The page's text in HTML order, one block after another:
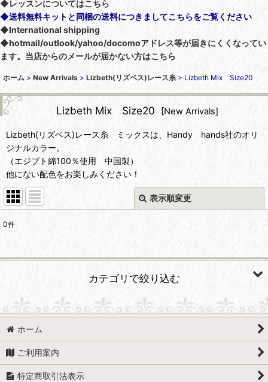
◆レッスンについてはこちら
◆送料無料キットと同梱の送料につきましてこちらをご覧ください
◆International shipping
◆hotmail/outlook/yahoo/docomoアドレス等が届きにくくなってい
ます。当店からのメールが届かない方はこちら
ホーム > New Arrivals > Lizbeth(リズベス)レース糸 > Lizbeth Mix Size20
Lizbeth Mix Size20 New Arrivals]
Lizbeth(リズベス)レース糸 ミックスは、Handy hands社のオリ
ジナルカラー。
（エジプト綿100％使用 中国製）
他にない配色をお楽しみください！
表示順変更
絞り込む
0件
カテゴリで絞り込む
Lizbeth(リズベス)レース糸 (ALL)
Lizbeth Mix Size20
Lizbeth Mix Size40
ホーム
ご利用案内
特定商取引法表示